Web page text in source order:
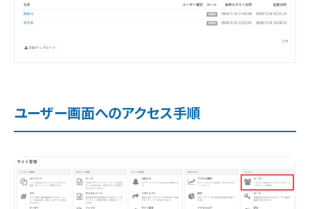
ユーザー画面へのアクセス手順